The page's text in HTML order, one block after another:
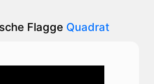
Flagge Quadrat